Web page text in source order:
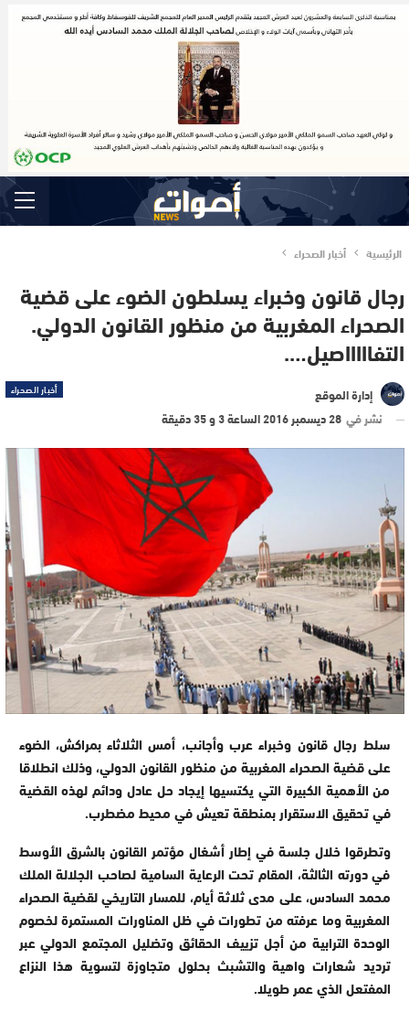
الرئيسية أخبار الصحراء
رجال قانون وخبراء يسلطون الضوء على قضية
الصحراء المغربية من منظور القانون الدولي.
التفاااااصيل….
أخبار الصحراء
إدارة الموقع
نشر في 28 ديسمبر 2016 الساعة 3 و 35 دقيقة
سلط رجال قانون وخبراء عرب وأجانب، أمس الثلاثاء بمراكش، الضوء
على قضية الصحراء المغربية من منظور القانون الدولي، وذلك انطلاقا
من الأهمية الكبيرة التي يكتسيها إيجاد حل عادل ودائم لهذه القضية
في تحقيق الاستقرار بمنطقة تعيش في محيط مضطرب.
وتطرقوا خلال جلسة في إطار أشغال مؤتمر القانون بالشرق الأوسط
في دورته الثالثة، المقام تحت الرعاية السامية لصاحب الجلالة الملك
محمد السادس، على مدى ثلاثة أيام، للمسار التاريخي لقضية الصحراء
المغربية وما عرفته من تطورات في ظل المناورات المستمرة لخصوم
الوحدة الترابية من أجل تزييف الحقائق وتضليل المجتمع الدولي عبر
ترديد شعارات واهية والتشبث بحلول متجاوزة لتسوية هذا النزاع
المفتعل الذي عمر طويلا.